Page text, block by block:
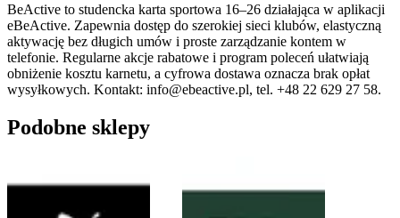
BeActive to studencka karta sportowa 16–26 działająca w aplikacji
eBeActive. Zapewnia dostęp do szerokiej sieci klubów, elastyczną
aktywację bez długich umów i proste zarządzanie kontem w
telefonie. Regularne akcje rabatowe i program poleceń ułatwiają
obniżenie kosztu karnetu, a cyfrowa dostawa oznacza brak opłat
wysyłkowych. Kontakt: info@ebeactive.pl, tel. +48 22 629 27 58.
Podobne sklepy